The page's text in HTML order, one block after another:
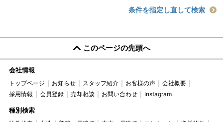
条件を指定し直して検索
このページの先頭へ
会社情報
トップページ お知らせ スタッフ紹介 お客様の声
会社概要
採用情報
会員登録 売却相談 お問い合わせ Instagram
種別検索